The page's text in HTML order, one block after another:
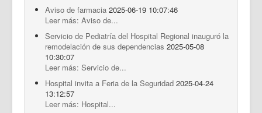
Aviso de farmacia 2025-06-19 10:07:46
Leer más: Aviso de...
Servicio de Pediatría del Hospital Regional inauguró la
remodelación de sus dependencias 2025-05-08
10:30:07
Leer más: Servicio de...
Hospital invita a Feria de la Seguridad 2025-04-24
13:12:57
Leer más: Hospital...